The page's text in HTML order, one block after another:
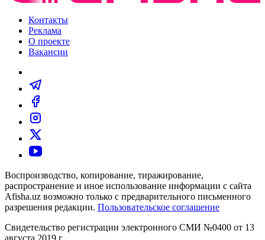
Контакты
Реклама
О проекте
Вакансии
Воспроизводство, копирование, тиражирование,
распространение и иное использование информации с сайта
Afisha.uz возможно только с предварительного письменного
разрешения редакции. Пользовательское соглашение
Свидетельство регистрации электронного СМИ №0400 от 13
августа 2019 г.